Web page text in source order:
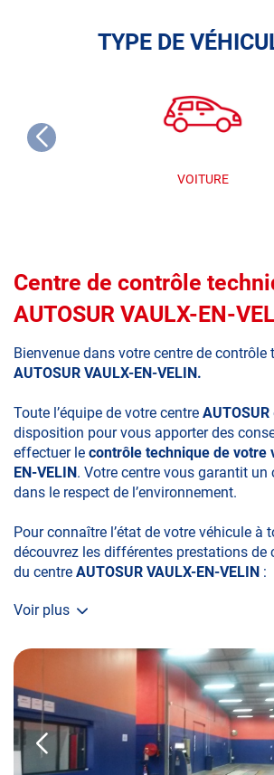
TYPE DE
VOITURE
Centre de contrôle
AUTOSUR VAULX-EN-
Bienvenue dans votre centre de contrôle
AUTOSUR VAULX-EN-VELIN.
Toute l’équipe de votre centre AUTOSUR
disposition pour vous apporter des
effectuer le contrôle technique de votre
EN-VELIN . Votre centre vous garantit
dans le respect de l’environnement.
Pour connaître l’état de votre véhicule à
découvrez les différentes prestations de
du centre AUTOSUR VAULX-EN-VELIN :
• le contrôle technique obligatoire
• la contre-visite
• le contrôle pollution
• le contrôle des véhicules hybrides ou
• le contrôle technique des véhicules
Voir plus